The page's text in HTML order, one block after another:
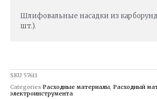
Шлифовальные насадки из
шт.).
SKU 57611
Categories Расходные материалы, Расходный
электроинструмента